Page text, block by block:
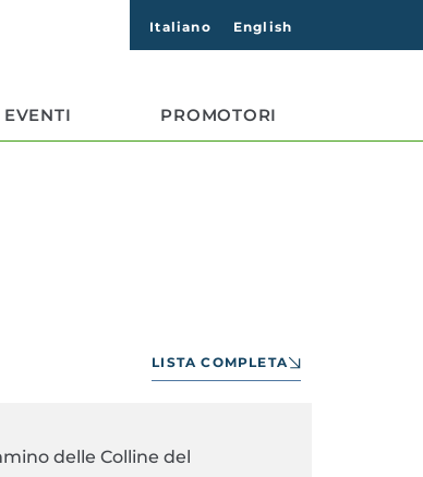
Italiano English
EVENTI PROMOTORI
LISTA COMPLETA
delle Colline del